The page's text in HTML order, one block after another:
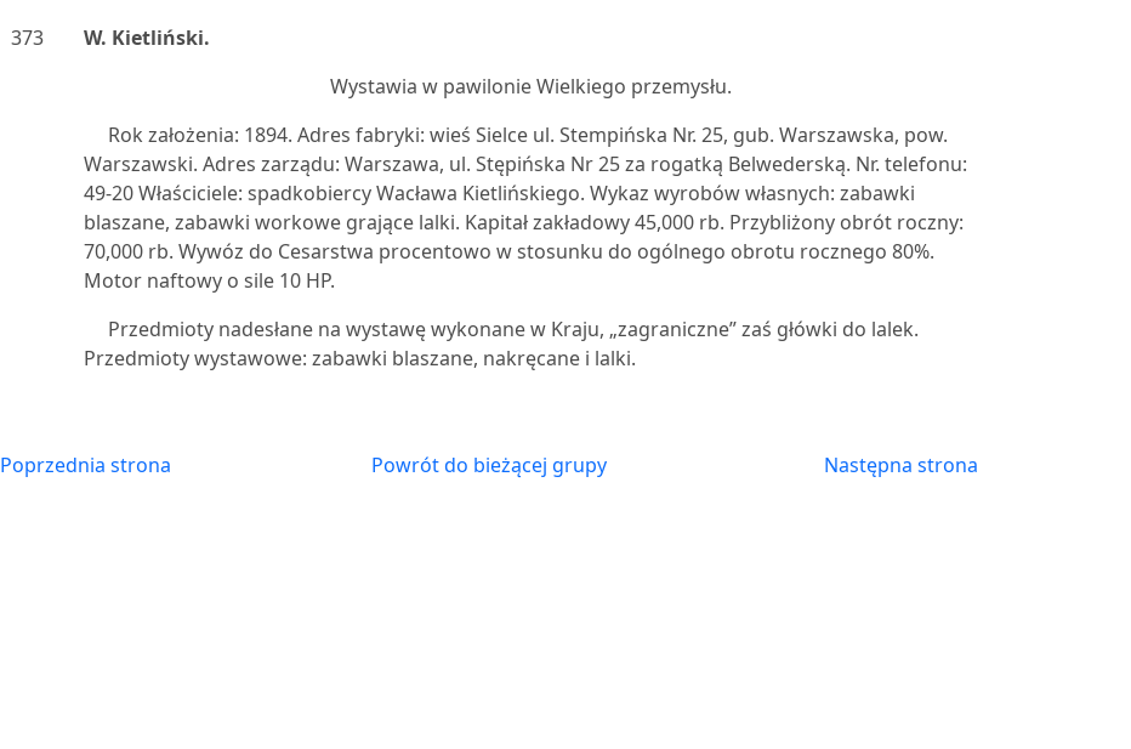
373
W. Kietliński.
Wystawia w pawilonie Wielkiego przemysłu.
Rok założenia: 1894. Adres fabryki: wieś Sielce ul. Stempińska Nr. 25, gub. Warszawska, pow.
Warszawski. Adres zarządu: Warszawa, ul. Stępińska Nr 25 za rogatką Belwederską. Nr. telefonu:
49-20 Właściciele: spadkobiercy Wacława Kietlińskiego. Wykaz wyrobów własnych: zabawki
blaszane, zabawki workowe grające lalki. Kapitał zakładowy 45,000 rb. Przybliżony obrót roczny:
70,000 rb. Wywóz do Cesarstwa procentowo w stosunku do ogólnego obrotu rocznego 80%.
Motor naftowy o sile 10 HP.
Przedmioty nadesłane na wystawę wykonane w Kraju, „zagraniczne” zaś główki do lalek.
Przedmioty wystawowe: zabawki blaszane, nakręcane i lalki.
Poprzednia strona Powrót do bieżącej grupy Następna strona